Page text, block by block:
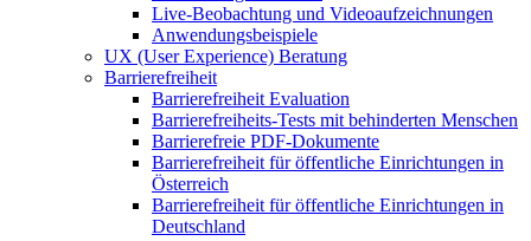
Live-Beobachtung und Videoaufzeichnungen
Anwendungsbeispiele
UX (User Experience) Beratung
Barrierefreiheit
Barrierefreiheit Evaluation
Barrierefreiheits-Tests mit behinderten Menschen
Barrierefreie PDF-Dokumente
Barrierefreiheit für öffentliche Einrichtungen in
Österreich
Barrierefreiheit für öffentliche Einrichtungen in
Deutschland